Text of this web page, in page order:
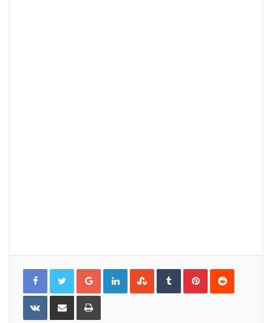
Google+LinkedInStumbleUpon
TumblrPinterestReddit
VKontakteShare
Email
Print